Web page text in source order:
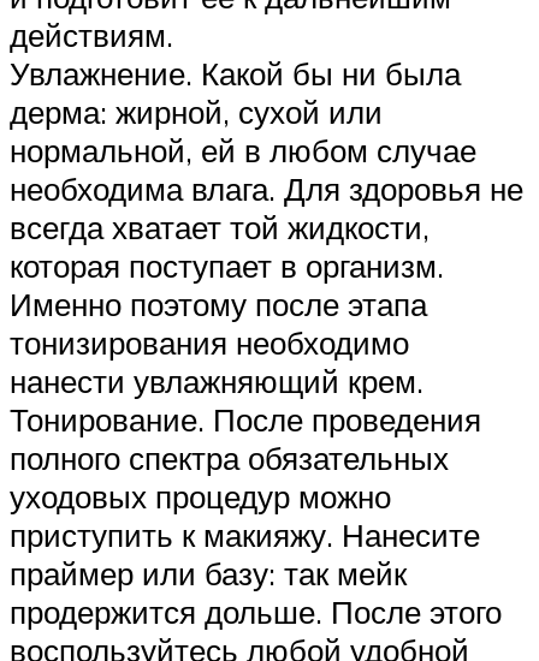
действиям.
Увлажнение. Какой бы ни была
дерма: жирной, сухой или
нормальной, ей в любом случае
необходима влага. Для здоровья не
всегда хватает той жидкости,
которая поступает в организм.
Именно поэтому после этапа
тонизирования необходимо
нанести увлажняющий крем.
Тонирование. После проведения
полного спектра обязательных
уходовых процедур можно
приступить к макияжу. Нанесите
праймер или базу: так мейк
продержится дольше. После этого
воспользуйтесь любой удобной